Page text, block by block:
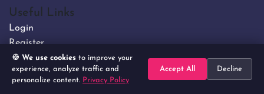
Useful Links
Login
Register
Terms and Conditions
Privacy Policy
FAQs
🍪 We use cookies to improve your
experience, analyze traffic and
personalize content. Privacy Policy
Accept All Decline
Home Search Categories